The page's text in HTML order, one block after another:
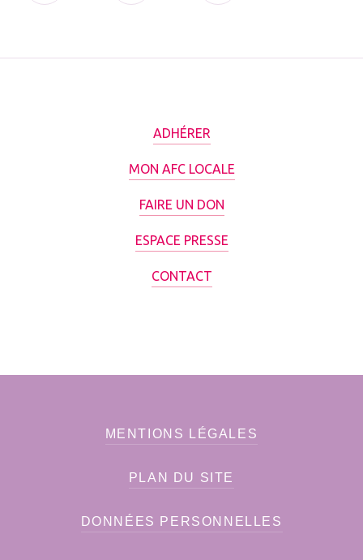
ADHÉRER
MON AFC LOCALE
FAIRE UN DON
ESPACE PRESSE
CONTACT
MENTIONS LÉGALES
PLAN DU SITE
DONNÉES PERSONNELLES